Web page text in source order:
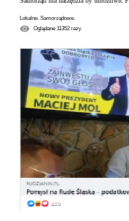
Lokalne. Samorządowe.
Oglądane11352 razy